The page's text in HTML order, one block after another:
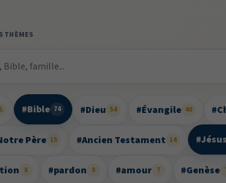
THÈMES
#Bible 74 #Dieu 54 #Évangile 40
Père 15 #Ancien Testament 14 #Jésus
8 #pardon 8 #amour 7 #Genèse